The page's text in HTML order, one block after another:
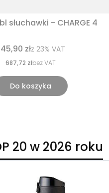
słuchawki - CHARGE 4
złz 23% VAT
687,72 złbez VAT
Do koszyka
20 w 2026 roku